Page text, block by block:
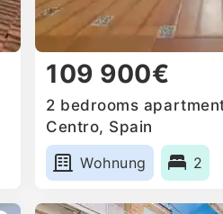
109 900€
2 bedrooms
Centro, Spain
Wohnung
2